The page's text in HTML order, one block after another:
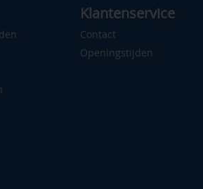
Klantenservice
Contact
Openingstijden